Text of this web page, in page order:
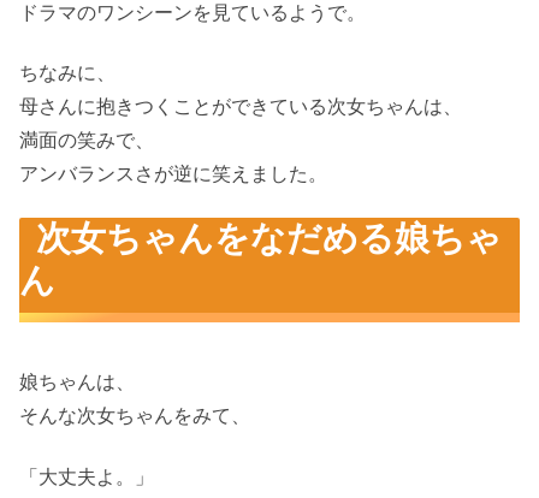
ドラマのワンシーンを見ているようで。
ちなみに、
母さんに抱きつくことができている次女ちゃんは、
満面の笑みで、
アンバランスさが逆に笑えました。
次女ちゃんをなだめる娘ちゃ
ん
娘ちゃんは、
そんな次女ちゃんをみて、
「大丈夫よ。」